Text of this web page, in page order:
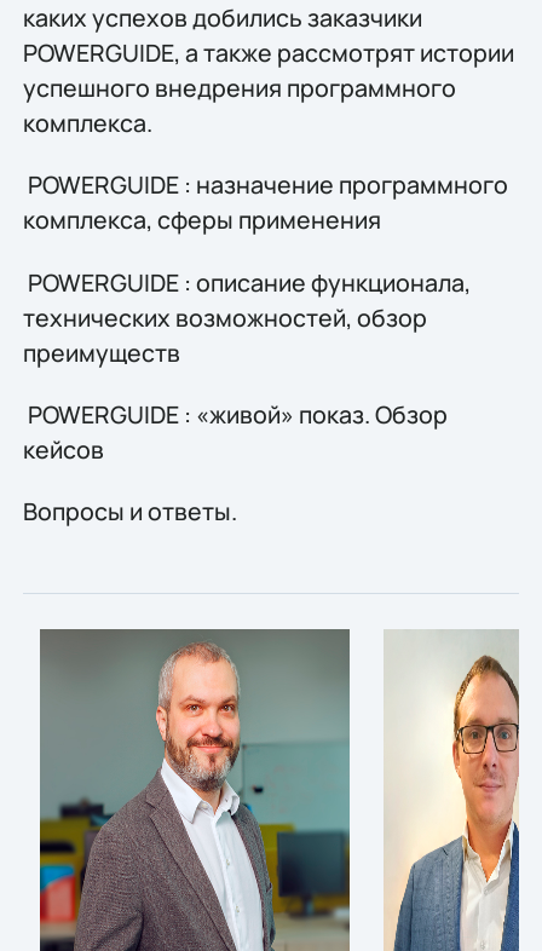
каких успехов добились заказчики
POWERGUIDE, а также рассмотрят истории
успешного внедрения программного
комплекса.
POWERGUIDE : назначение программного
комплекса, сферы применения
POWERGUIDE : описание функционала,
технических возможностей, обзор
преимуществ
POWERGUIDE : «живой» показ. Обзор
кейсов
Вопросы и ответы.